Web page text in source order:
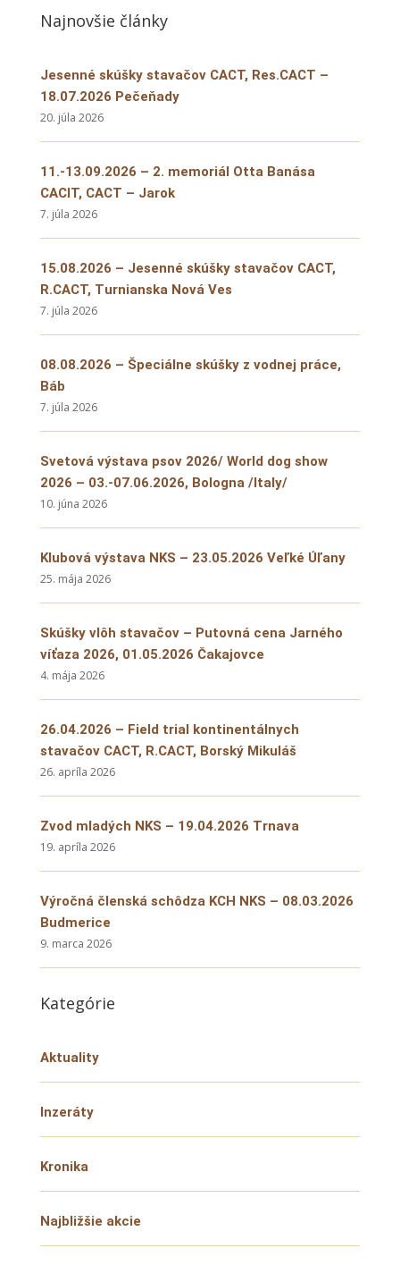
Najnovšie články
Jesenné skúšky stavačov CACT, Res.CACT –
18.07.2026 Pečeňady
20. júla 2026
11.-13.09.2026 – 2. memoriál Otta Banása
CACIT, CACT – Jarok
7. júla 2026
15.08.2026 – Jesenné skúšky stavačov CACT,
R.CACT, Turnianska Nová Ves
7. júla 2026
08.08.2026 – Špeciálne skúšky z vodnej práce,
Báb
7. júla 2026
Svetová výstava psov 2026/ World dog show
2026 – 03.-07.06.2026, Bologna /Italy/
10. júna 2026
Klubová výstava NKS – 23.05.2026 Veľké Úľany
25. mája 2026
Skúšky vlôh stavačov – Putovná cena Jarného
víťaza 2026, 01.05.2026 Čakajovce
4. mája 2026
26.04.2026 – Field trial kontinentálnych
stavačov CACT, R.CACT, Borský Mikuláš
26. apríla 2026
Zvod mladých NKS – 19.04.2026 Trnava
19. apríla 2026
Výročná členská schôdza KCH NKS – 08.03.2026
Budmerice
9. marca 2026
Kategórie
Aktuality
Inzeráty
Kronika
Najbližšie akcie